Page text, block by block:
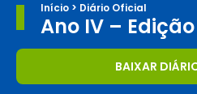
Início > Diário Oficial
Ano IV –
BAIXAR